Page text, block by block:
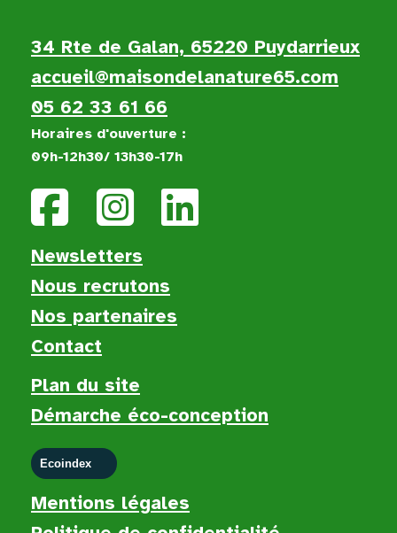
34 Rte de Galan, 65220 Puydarrieux
accueil@maisondelanature65.com
05 62 33 61 66
Horaires d'ouverture :
09h-12h30/ 13h30-17h
Newsletters
Nous recrutons
Nos partenaires
Contact
Plan du site
Démarche éco-conception
Ecoindex
Mentions légales